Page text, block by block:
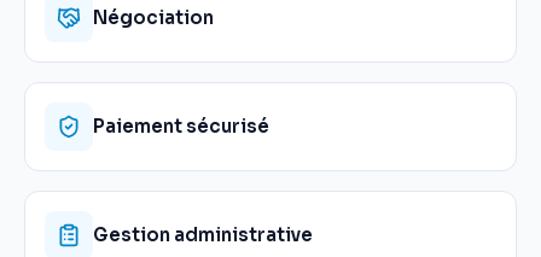
Négociation
Paiement sécurisé
Gestion administrative